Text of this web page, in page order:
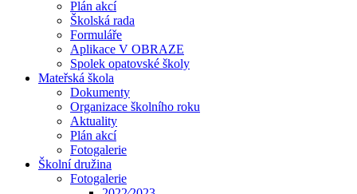
Plán akcí
Školská rada
Formuláře
Aplikace V OBRAZE
Spolek opatovské školy
Mateřská škola
Dokumenty
Organizace školního roku
Aktuality
Plán akcí
Fotogalerie
Školní družina
Fotogalerie